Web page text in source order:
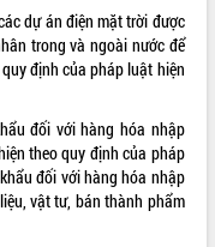
dự án điện mặt trời được
trong và ngoài nước để
định của pháp luật hiện
đối với hàng hóa nhập
theo quy định của pháp
đối với hàng hóa nhập
vật tư, bán thành phẩm